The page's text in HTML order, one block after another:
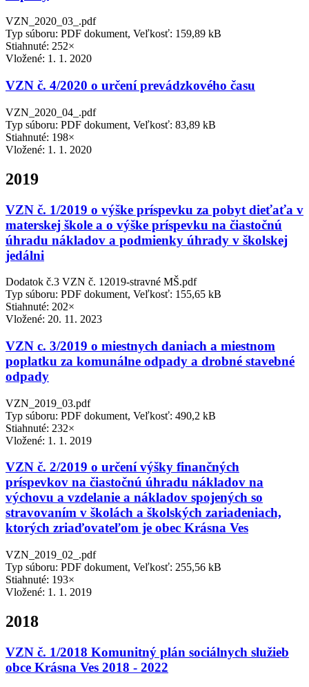
VZN_2020_03_.pdf
Typ súboru: PDF dokument, Veľkosť: 159,89 kB
Stiahnuté: 252×
Vložené: 1. 1. 2020
VZN č. 4/2020 o určení prevádzkového času
VZN_2020_04_.pdf
Typ súboru: PDF dokument, Veľkosť: 83,89 kB
Stiahnuté: 198×
Vložené: 1. 1. 2020
2019
VZN č. 1/2019 o výške príspevku za pobyt dieťaťa v
materskej škole a o výške príspevku na čiastočnú
úhradu nákladov a podmienky úhrady v školskej
jedálni
Dodatok č.3 VZN č. 12019-stravné MŠ.pdf
Typ súboru: PDF dokument, Veľkosť: 155,65 kB
Stiahnuté: 202×
Vložené: 20. 11. 2023
VZN c. 3/2019 o miestnych daniach a miestnom
poplatku za komunálne odpady a drobné stavebné
odpady
VZN_2019_03.pdf
Typ súboru: PDF dokument, Veľkosť: 490,2 kB
Stiahnuté: 232×
Vložené: 1. 1. 2019
VZN č. 2/2019 o určení výšky finančných
príspevkov na čiastočnú úhradu nákladov na
výchovu a vzdelanie a nákladov spojených so
stravovaním v školách a školských zariadeniach,
ktorých zriaďovateľom je obec Krásna Ves
VZN_2019_02_.pdf
Typ súboru: PDF dokument, Veľkosť: 255,56 kB
Stiahnuté: 193×
Vložené: 1. 1. 2019
2018
VZN č. 1/2018 Komunitný plán sociálnych služieb
obce Krásna Ves 2018 - 2022